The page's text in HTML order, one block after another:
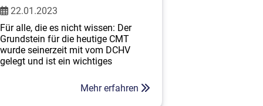
22.01.2023
Für alle, die es nicht wissen: Der
Grundstein für die heutige CMT
wurde seinerzeit mit vom DCHV
gelegt und ist ein wichtiges
in Stuttgart befindet.Mehr erfahren